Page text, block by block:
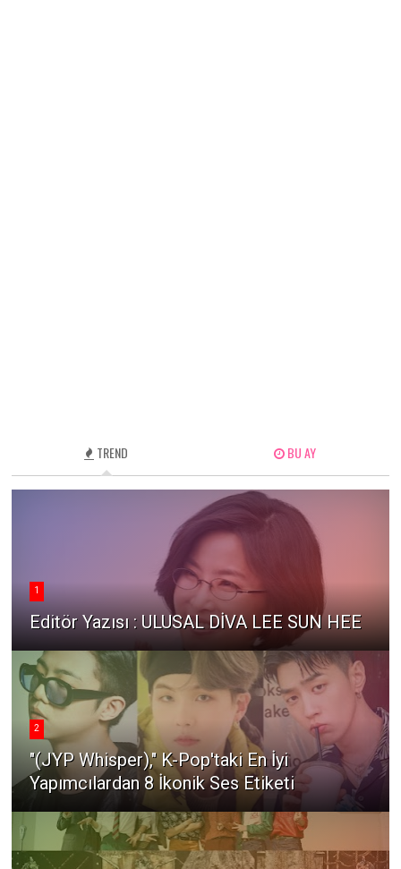
TREND BU AY
1
Editör Yazısı : ULUSAL DİVA LEE SUN HEE
2
"(JYP Whisper)," K-Pop'taki En İyi
Yapımcılardan 8 İkonik Ses Etiketi